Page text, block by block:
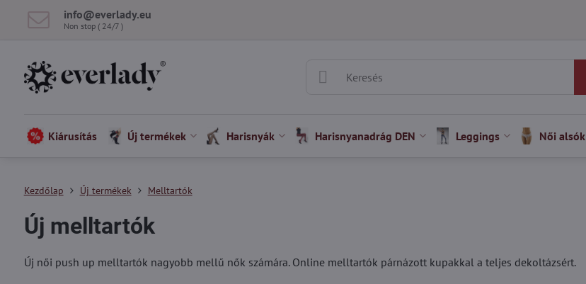
info​@everlady​.eu
Non stop ( 24/7 )
Kiárusítás Új termékek Harisnyák Harisnyanadrág DEN Leggings Női alsók
Kezdőlap Új termékek Melltartók
Új melltartók
Új női push up melltartók nagyobb mellű nők számára. Online melltartók párnázott kupakkal a teljes dekoltázsért.